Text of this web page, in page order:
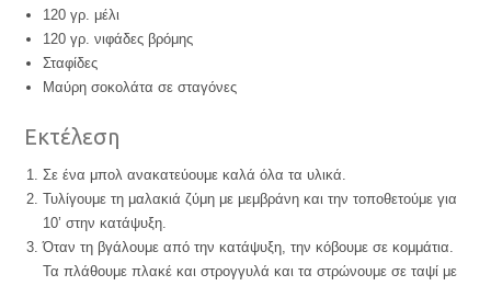
120 γρ. μέλι
120 γρ. νιφάδες βρόμης
Σταφίδες
Μαύρη σοκολάτα σε σταγόνες
Εκτέλεση
Σε ένα μπολ ανακατεύουμε καλά όλα τα υλικά.
Τυλίγουμε τη μαλακιά ζύμη με μεμβράνη και την τοποθετούμε για
10’ στην κατάψυξη.
Όταν τη βγάλουμε από την κατάψυξη, την κόβουμε σε κομμάτια.
Τα πλάθουμε πλακέ και στρογγυλά και τα στρώνουμε σε ταψί με